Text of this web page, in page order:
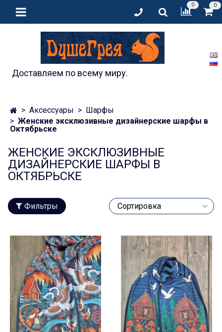
0 0
Доставляем по всему миру.
Аксессуары
Шарфы
Женские эксклюзивные дизайнерские шарфы в
Октябрьске
ЖЕНСКИЕ ЭКСКЛЮЗИВНЫЕ
ДИЗАЙНЕРСКИЕ ШАРФЫ В
ОКТЯБРЬСКЕ
Фильтры